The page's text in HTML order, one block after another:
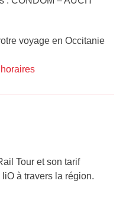
voyage en Occitanie
Tour et son tarif
à travers la région.